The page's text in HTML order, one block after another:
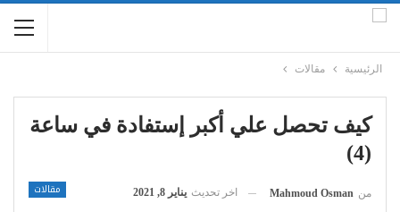
الرئيسية مقالات
كيف تحصل علي أكبر إستفادة في ساعة
(4)
مقالات من Mahmoud Osman اخر تحديث يناير 8, 2021